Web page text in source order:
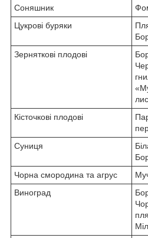
Соняшник
Цукрові буряки
Зерняткові плодові
Кісточкові плодові
Суниця
Чорна смородина та агрус
Виноград